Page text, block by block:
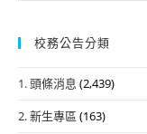
校務公告分類
1. 頭條消息 (2,439)
2. 新生專區 (163)